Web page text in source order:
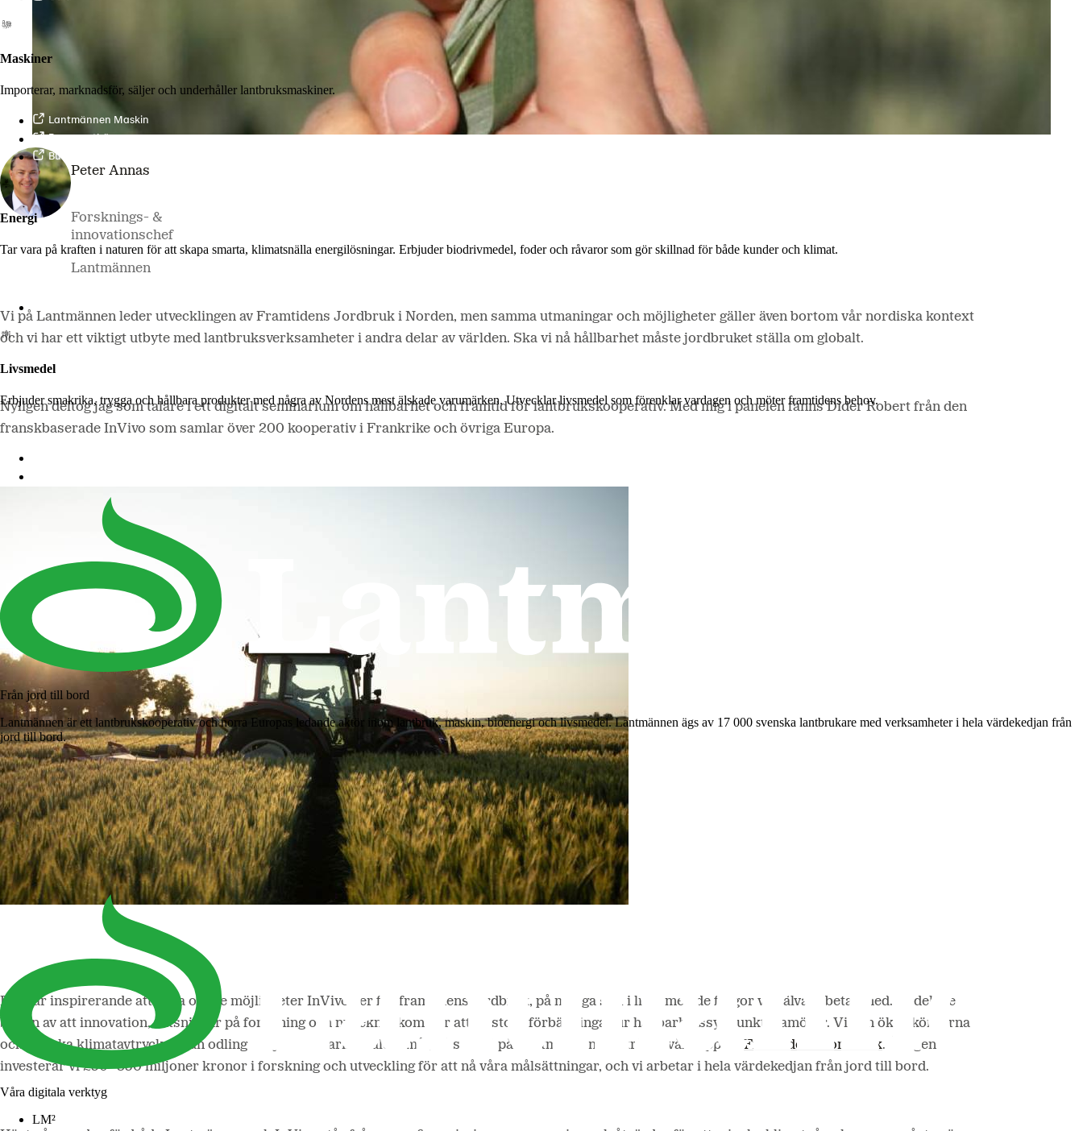
Maskiner
Importerar, marknadsför, säljer och underhåller lantbruksmaskiner.
Lantmännen Maskin
Begagnatbörsen
Butik på nätet
Energi
Tar vara på kraften i naturen för att skapa smarta, klimatsnälla energilösningar. Erbjuder biodrivmedel, foder och råvaror som gör skillnad för både kunder och klimat.
Livsmedel
Erbjuder smakrika, trygga och hållbara produkter med några av Nordens mest älskade varumärken. Utvecklar livsmedel som förenklar vardagen och möter framtidens behov.
Från jord till bord
Lantmännen är ett lantbrukskooperativ och norra Europas ledande aktör inom lantbruk, maskin, bioenergi och livsmedel. Lantmännen ägs av 17 000 svenska lantbrukare med verksamheter i hela värdekedjan från
jord till bord.
Våra digitala verktyg
LM²
Peter Annas
Forsknings- &
innovationschef
Lantmännen
Vi på Lantmännen leder utvecklingen av Framtidens Jordbruk i Norden, men samma utmaningar och möjligheter gäller även bortom vår nordiska kontext
och vi har ett viktigt utbyte med lantbruksverksamheter i andra delar av världen. Ska vi nå hållbarhet måste jordbruket ställa om globalt.
Nyligen deltog jag som talare i ett digitalt seminarium om hållbarhet och framtid för lantbrukskooperativ. Med mig i panelen fanns Dider Robert från den
franskbaserade InVivo som samlar över 200 kooperativ i Frankrike och övriga Europa.
Det var inspirerande att höra om de möjligheter InVivo ser för framtidens jordbruk, på många sätt i linje med de frågor vi själva arbetar med. Vi delade
bilden av att innovation, satsningar på forskning och ny teknik kommer att ge stora förbättringar ur hållbarhetssynpunkt framöver. Vi kan öka skördarna
och minska klimatavtrycket från odling i linje med Parisavtalets mål, så som vi på Lantmännen beskrivit i vår rapport Framtidens Jordbruk. Årligen
investerar vi 250–350 miljoner kronor i forskning och utveckling för att nå våra målsättningar, och vi arbetar i hela värdekedjan från jord till bord.